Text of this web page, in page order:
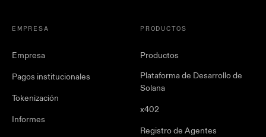
EMPRESA
Empresa
Pagos institucionales
Tokenización
Informes
PRODUCTOS
Productos
Plataforma de Desarrollo de
Solana
x402
Registro de Agentes